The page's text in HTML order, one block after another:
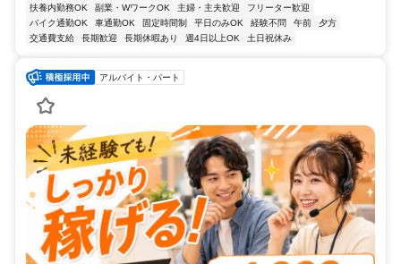
扶養内勤務OK 副業・WワークOK 主婦・主夫歓迎
フリーター歓迎
バイク通勤OK
車通勤OK 固定時間制 平日のみOK 経験不問 午前
夕方
交通費支給
長期歓迎 長期休暇あり 週4日以上OK 土日祝休み
アルバイト・パート